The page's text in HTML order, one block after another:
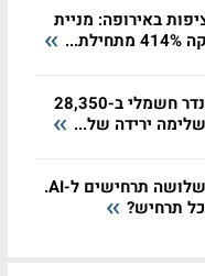
באירופה: מניית
פורד חשפה טנדר חשמלי ב-28,350
ירידה של...
מורגן סטנלי בשלושה תרחישים ל-AI.
תרחיש?